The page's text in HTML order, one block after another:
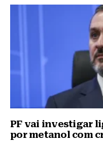
y
o p
p
PF vai investigar
por metanol com